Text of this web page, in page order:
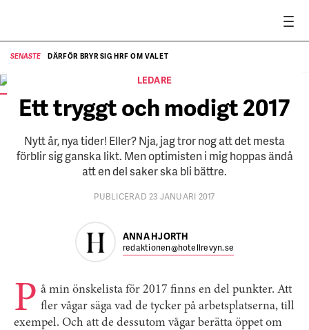
SENASTE DÄRFÖR BRYR SIG HRF OM VALET
Anna Hjorth, chefredaktör.
LEDARE
Ett tryggt och modigt 2017
Nytt år, nya tider! Eller? Nja, jag tror nog att det mesta
förblir sig ganska likt. Men optimisten i mig hoppas ändå
att en del saker ska bli bättre.
PUBLICERAD 23 JANUARI 2017
ANNA HJORTH
redaktionen@hotellrevyn.se
P å min önskelista för 2017 finns en del punkter. Att
fler vågar säga vad de tycker på arbetsplatserna, till
exempel. Och att de dessutom vågar berätta öppet om